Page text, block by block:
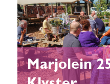
Marjolein